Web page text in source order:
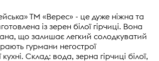
ТМ «Верес» - це дуже ніжна та
із зерен білої гірчиці. Вона
що залишає легкий солодкуватий
гурмани негострої
Склад: вода, зерна гірчиці білої,